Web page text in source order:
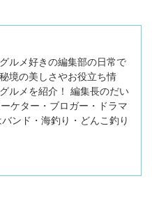
ルメ好きの編集部の日常で
境の美しさやお役立ち情
ルメを紹介！ 編集長のだい
ケター・ブロガー・ドラマ
ンド・海釣り・どんこ釣り